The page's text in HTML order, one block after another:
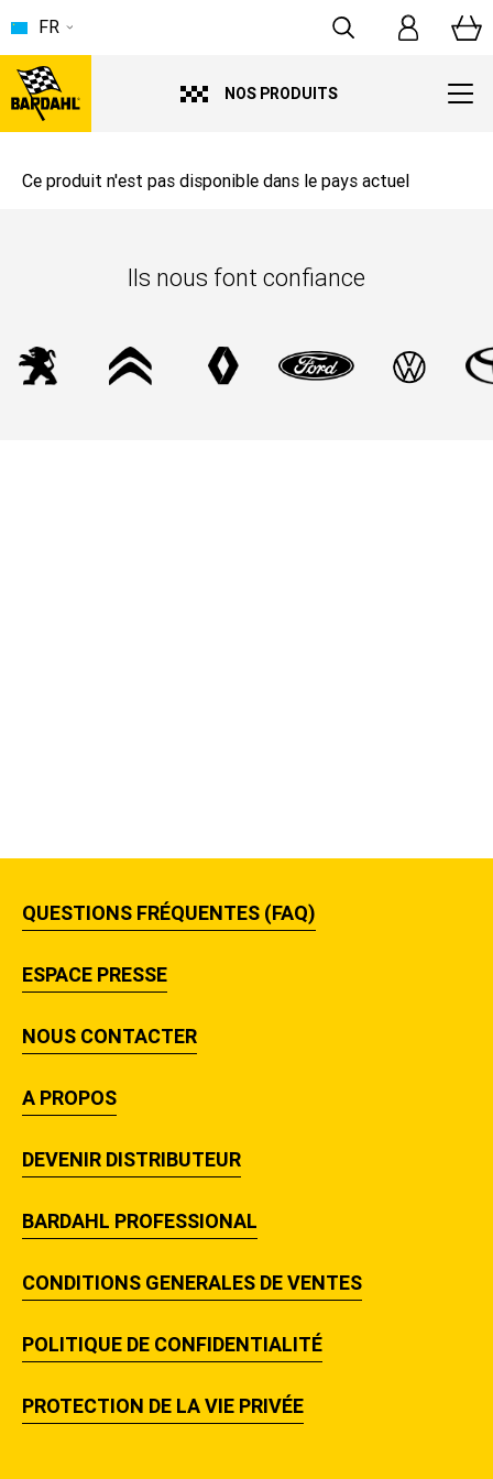
NOS PRODUITS
FR
Ce produit n'est pas disponible dans le pays actuel
Ils nous font confiance
QUESTIONS FRÉQUENTES (FAQ)
ESPACE PRESSE
NOUS CONTACTER
A PROPOS
DEVENIR DISTRIBUTEUR
BARDAHL PROFESSIONAL
CONDITIONS GENERALES DE VENTES
POLITIQUE DE CONFIDENTIALITÉ
PROTECTION DE LA VIE PRIVÉE